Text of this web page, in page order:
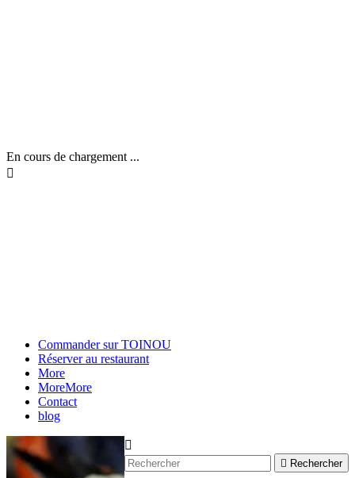
En cours de chargement ...

Commander sur TOINOU
Réserver au restaurant
More
MoreMore
Contact
blog

 Rechercher